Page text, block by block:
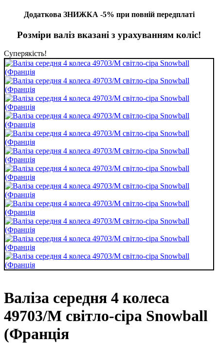
Додаткова ЗНИЖКА -5% при повній передплаті
Розміри валіз вказані з урахуванням коліс!
Суперякість!
Валіза середня 4 колеса
49703/M світло-сіра Snowball
(Франція